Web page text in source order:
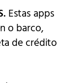
Estas apps
o barco,
de crédito